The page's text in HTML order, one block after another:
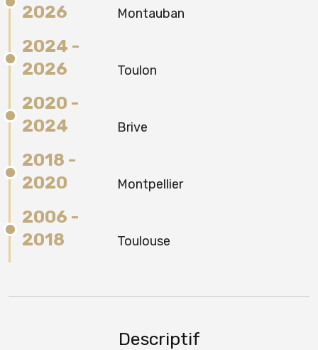
2026
Montauban
2024 -
2026
Toulon
2020 -
2024
Brive
2018 -
2020
Montpellier
2006 -
2018
Toulouse
Descriptif